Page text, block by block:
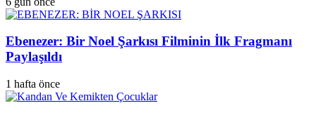
Ebenezer: Bir Noel Şarkısı Filminin İlk Fragmanı
Paylaşıldı
1 hafta önce